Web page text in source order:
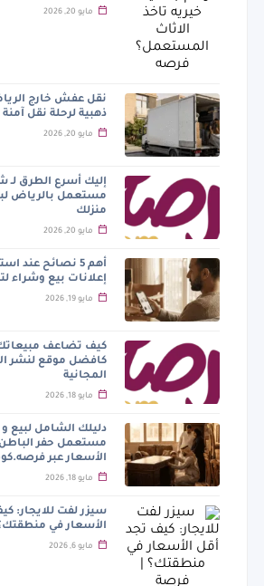
مايو 20, 2026
نقل عفش خارج
ذهبية لرحلة نقل
مايو 20, 2026
إليك أسرع الطرق لـ
مستعمل بالرياض
منزلك
مايو 20, 2026
أهم 5 نصائح عند
إعلانات بيع وشراء
مايو 19, 2026
كيف تضاعف مبيعاتك
كافضل موقع لنشر
المجانية
مايو 18, 2026
دليلك الشامل لبيع
مستعمل حفر
الأسعار عبر
مايو 18, 2026
سيزر لفت للايجار:
الأسعار في
مايو 6, 2026